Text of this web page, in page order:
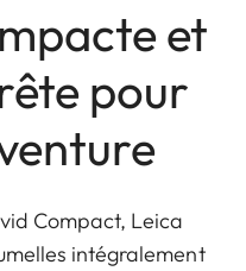
et
pour
Compact, Leica
intégralement